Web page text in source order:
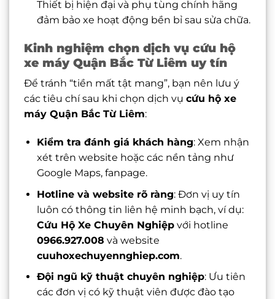
Thiết bị hiện đại và phụ tùng chính hãng
đảm bảo xe hoạt động bền bỉ sau sửa chữa.
Kinh nghiệm chọn dịch vụ cứu hộ
xe máy Quận Bắc Từ Liêm uy tín
Để tránh “tiền mất tật mang”, bạn nên lưu ý
các tiêu chí sau khi chọn dịch vụ cứu hộ xe
máy Quận Bắc Từ Liêm:
Kiểm tra đánh giá khách hàng: Xem nhận
xét trên website hoặc các nền tảng như
Google Maps, fanpage.
Hotline và website rõ ràng: Đơn vị uy tín
luôn có thông tin liên hệ minh bạch, ví dụ:
Cứu Hộ Xe Chuyên Nghiệpvới hotline
0966.927.008 và website
cuuhoxechuyennghiep.com.
Đội ngũ kỹ thuật chuyên nghiệp: Ưu tiên
các đơn vị có kỹ thuật viên được đào tạo